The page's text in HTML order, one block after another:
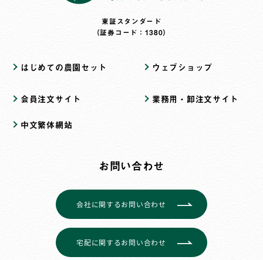
東証スタンダード
（証券コード：1380）
はじめての農園セット ウェブショップ
会員注文サイト 業務用・卸注文サイト
中文繁体網站
お問い合わせ
会社に関するお問い合わせ
宅配に関するお問い合わせ